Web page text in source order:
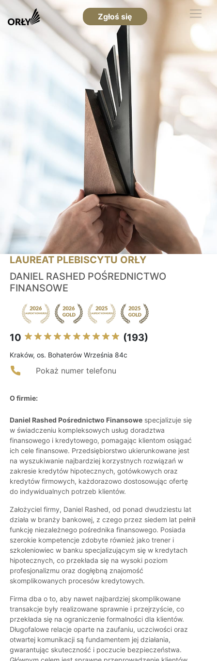
Zgłoś się
LAUREAT PLEBISCYTU ORŁY
DANIEL RASHED POŚREDNICTWO
FINANSOWE
10 (193)
Kraków, os. Bohaterów Września 84c
Pokaż numer telefonu
O firmie:
Daniel Rashed Pośrednictwo Finansowe specjalizuje się
w świadczeniu kompleksowych usług doradztwa
finansowego i kredytowego, pomagając klientom osiągać
ich cele finansowe. Przedsiębiorstwo ukierunkowane jest
na wyszukiwanie najbardziej korzystnych rozwiązań w
zakresie kredytów hipotecznych, gotówkowych oraz
kredytów firmowych, każdorazowo dostosowując ofertę
do indywidualnych potrzeb klientów.
Założyciel firmy, Daniel Rashed, od ponad dwudziestu lat
działa w branży bankowej, z czego przez siedem lat pełnił
funkcję niezależnego pośrednika finansowego. Posiada
szerokie kompetencje zdobyte również jako trener i
szkoleniowiec w banku specjalizującym się w kredytach
hipotecznych, co przekłada się na wysoki poziom
profesjonalizmu oraz dogłębną znajomość
skomplikowanych procesów kredytowych.
Firma dba o to, aby nawet najbardziej skomplikowane
transakcje były realizowane sprawnie i przejrzyście, co
przekłada się na ograniczenie formalności dla klientów.
Długofalowe relacje oparte na zaufaniu, uczciwości oraz
otwartej komunikacji są fundamentem jej działania,
gwarantując skuteczność i poczucie bezpieczeństwa.